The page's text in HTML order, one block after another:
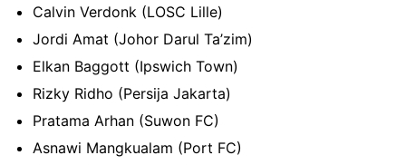
Calvin Verdonk (LOSC Lille)
Jordi Amat (Johor Darul Ta’zim)
Elkan Baggott (Ipswich Town)
Rizky Ridho (Persija Jakarta)
Pratama Arhan (Suwon FC)
Asnawi Mangkualam (Port FC)